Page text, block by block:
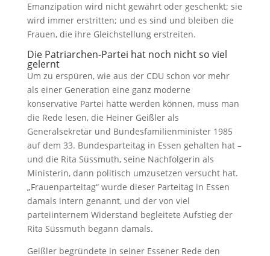
Emanzipation wird nicht gewährt oder geschenkt; sie
wird immer erstritten; und es sind und bleiben die
Frauen, die ihre Gleichstellung erstreiten.
Die Patriarchen-Partei hat noch nicht so viel
gelernt
Um zu erspüren, wie aus der CDU schon vor mehr
als einer Generation eine ganz moderne
konservative Partei hätte werden können, muss man
die Rede lesen, die Heiner Geißler als
Generalsekretär und Bundesfamilienminister 1985
auf dem 33. Bundesparteitag in Essen gehalten hat –
und die Rita Süssmuth, seine Nachfolgerin als
Ministerin, dann politisch umzusetzen versucht hat.
„Frauenparteitag“ wurde dieser Parteitag in Essen
damals intern genannt, und der von viel
parteiinternem Widerstand begleitete Aufstieg der
Rita Süssmuth begann damals.
Geißler begründete in seiner Essener Rede den